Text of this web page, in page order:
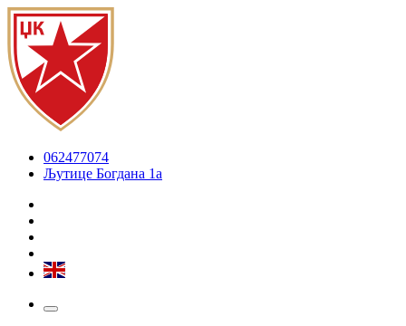
062477074
Љутице Богдана 1а